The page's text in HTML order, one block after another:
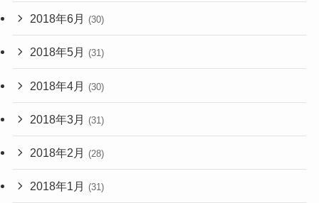
2018年6月 (30)
2018年5月 (31)
2018年4月 (30)
2018年3月 (31)
2018年2月 (28)
2018年1月 (31)